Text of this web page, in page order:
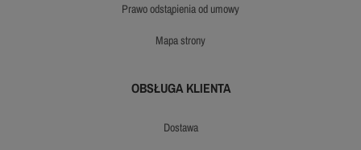
prawo odstąpienia od umowy
mapa strony
OBSŁUGA KLIENTA
dostawa